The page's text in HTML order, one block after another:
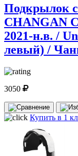
Подкрылок
CHANGAN
2021-н.в. /
левый) /
3050
Купить в 1